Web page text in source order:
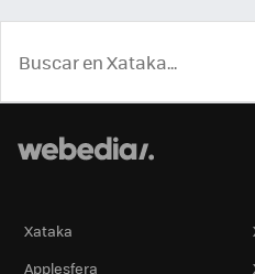
Xataka
Applesfera